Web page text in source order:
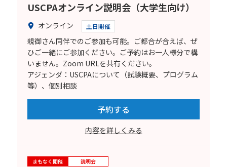
USCPAオンライン説明会（大学生向け）
オンライン 土日開催
親御さん同伴でのご参加も可能。ご都合が合えば、ぜ
ひご一緒にご参加ください。ご予約はお一人様分で構
いません。Zoom URLを共有ください。
アジェンダ：USCPAについて（試験概要、プログラム
等）、個別相談
予約する
内容を詳しくみる
まもなく開催 説明会